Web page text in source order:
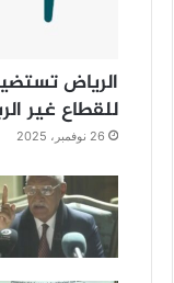
الرياض
للقطاع غير
26 نوفمبر، 2025